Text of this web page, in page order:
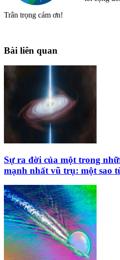
Trân trọng cám ơn!
Bài liên quan
Sự ra đời của một trong
mạnh nhất vũ trụ: một sao